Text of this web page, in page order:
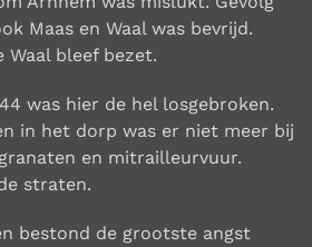
Maas en Waal was bevrijd.
Waal bleef bezet.
was hier de hel losgebroken.
in het dorp was er niet meer bij
en mitrailleurvuur.
straten.
bestond de grootste angst